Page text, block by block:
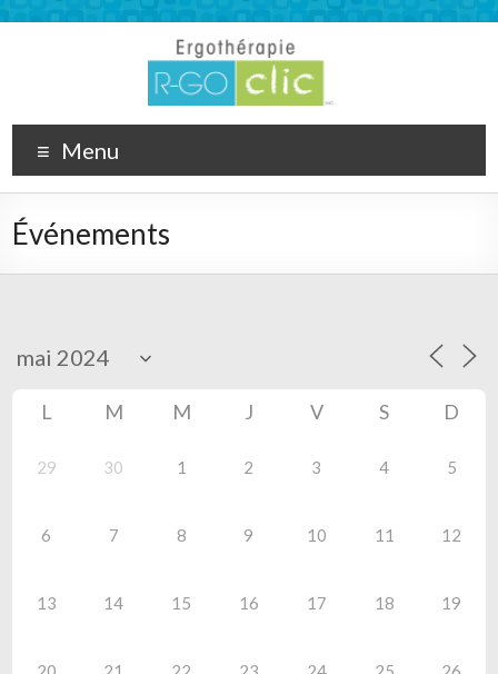
Menu
Événements
L M M J V S D
29 30 1 2 3 4 5
6 7 8 9 10 11 12
13 14 15 16 17 18 19